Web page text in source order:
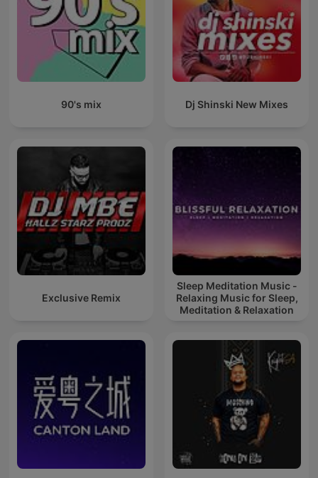
90's mix Dj Shinski New Mixes
Exclusive Remix
Sleep Meditation Music -
Relaxing Music for Sleep,
Meditation & Relaxation